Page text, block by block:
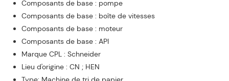
Composants de base : pompe
Composants de base : boîte de vitesses
Composants de base : moteur
Composants de base : API
Marque CPL : Schneider
Lieu d'origine : CN ; HEN